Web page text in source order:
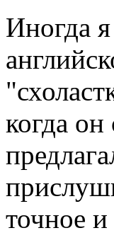
Иногда
когда
точное